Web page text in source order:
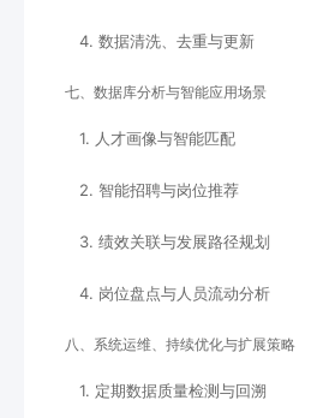
4. 数据清洗、去重与更新
七、数据库分析与智能应用场景
1. 人才画像与智能匹配
2. 智能招聘与岗位推荐
3. 绩效关联与发展路径规划
4. 岗位盘点与人员流动分析
八、系统运维、持续优化与扩展策略
1. 定期数据质量检测与回溯